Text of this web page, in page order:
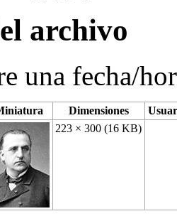
archivo
una fecha/
Dimensiones
223 × 300(16 KB)